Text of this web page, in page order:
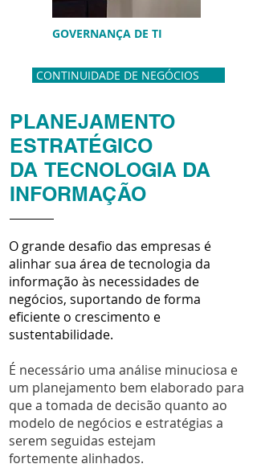
GOVERNANÇA DE TI
CONTINUIDADE DE NEGÓCIOS
PLANEJAMENTO
ESTRATÉGICO
DA TECNOLOGIA DA
INFORMAÇÃO
O grande desafio das empresas é
alinhar sua área de tecnologia da
informação às necessidades de
negócios, suportando de forma
eficiente o crescimento e
sustentabilidade.
É necessário uma análise minuciosa e
um planejamento bem elaborado para
que a tomada de decisão quanto ao
modelo de negócios e estratégias a
serem seguidas estejam
fortemente alinhados.